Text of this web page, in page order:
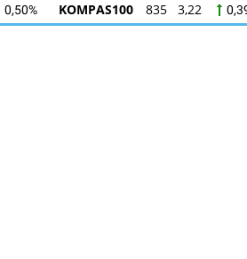
0,50% KOMPAS100 835 3,22
0,50% KOMPAS100 835 3,22